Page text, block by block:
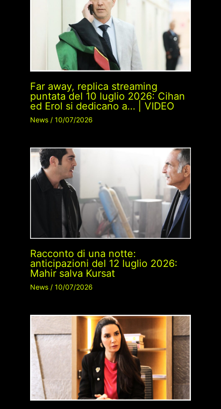
Far away, replica streaming
puntata del 10 luglio 2026: Cihan
ed Erol si dedicano a… | VIDEO
News/ 10/07/2026
Racconto di una notte:
anticipazioni del 12 luglio 2026:
Mahir salva Kursat
News/ 10/07/2026